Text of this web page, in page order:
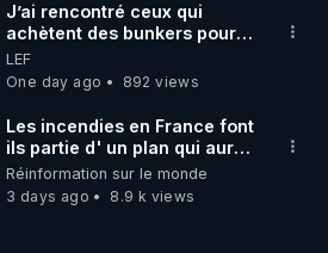
J’ai rencontré ceux qui
achètent des bunkers pour
survivre à la fin du monde
LEF
One day ago
892 views
Les incendies en France font
ils partie d' un plan qui aurait
débuté le 11 septembre 2001
?
Réinformation sur le monde
3 days ago
8.9 k views